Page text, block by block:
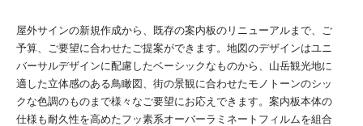
屋外サインの新規作成から、既存の案内板のリニューアルまで、ご
予算、ご要望に合わせたご提案ができます。地図のデザインはユニ
バーサルデザインに配慮したベーシックなものから、山岳観光地に
適した立体感のある鳥瞰図、街の景観に合わせたモノトーンのシッ
クな色調のものまで様々なご要望にお応えできます。案内板本体の
仕様も耐久性を高めたフッ素系オーバーラミネートフィルムを組合